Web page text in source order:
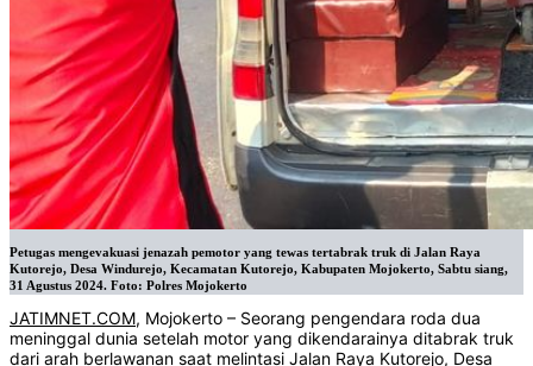
Petugas mengevakuasi jenazah pemotor yang tewas tertabrak truk di Jalan Raya
Kutorejo, Desa Windurejo, Kecamatan Kutorejo, Kabupaten Mojokerto, Sabtu siang,
31 Agustus 2024. Foto: Polres Mojokerto
JATIMNET.COM, Mojokerto – Seorang pengendara roda dua
meninggal dunia setelah motor yang dikendarainya ditabrak truk
dari arah berlawanan saat melintasi Jalan Raya Kutorejo, Desa